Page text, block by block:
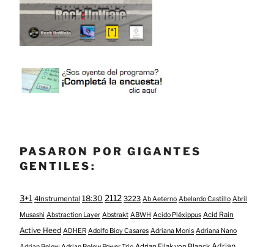
PASARON POR GIGANTES
GENTILES:
3+1 4Instrumental 18:30 2112 3223 Ab Aeterno Abelardo Castillo Abril
Musashi Abstraction Layer Abstrakt ABWH Acido Pléxippus Acid Rain
Active Heed ADHER Adolfo Bioy Casares Adriana Monis Adriana Nano